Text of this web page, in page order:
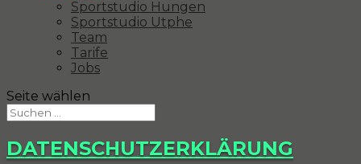
Sportstudio Hungen
Sportstudio Utphe
Team
Tarife
Jobs
Seite wählen
DATENSCHUTZERKLÄRUNG